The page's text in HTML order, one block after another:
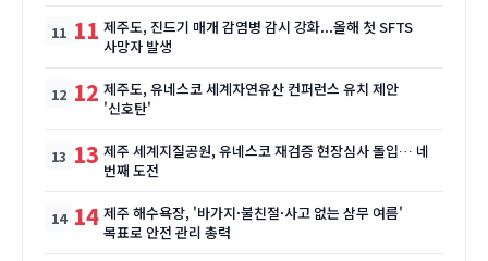
11 제주도, 진드기 매개 감염병 감시 강화...올해 첫 SFTS
사망자 발생
12 제주도, 유네스코 세계자연유산 컨퍼런스 유치 제안
'신호탄'
13 제주 세계지질공원, 유네스코 재검증 현장심사 돌입… 네
번째 도전
14 제주 해수욕장, '바가지·불친절·사고 없는 삼무 여름'
목표로 안전 관리 총력